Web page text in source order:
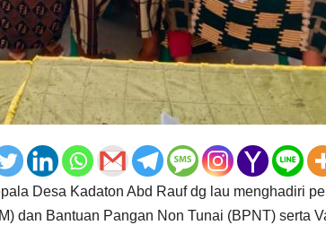
Desa Kadaton Abd Rauf dg lau menghadiri
dan Bantuan Pangan Non Tunai (BPNT) serta